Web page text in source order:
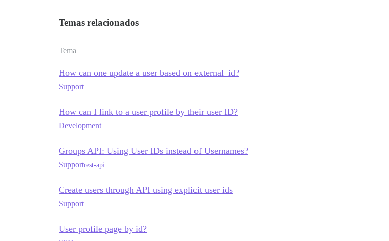
Temas relacionados
Tema
How can one update a user based on external_id?
Support
How can I link to a user profile by their user ID?
Development
Groups API: Using User IDs instead of Usernames?
Supportrest-api
Create users through API using explicit user ids
Support
User profile page by id?